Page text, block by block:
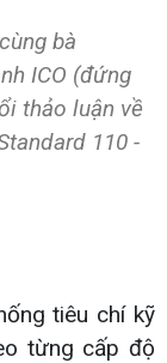
bà
ICO (đứng
thảo luận về
110 -
tiêu chí kỹ
từng cấp độ